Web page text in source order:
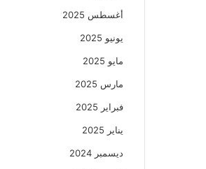
أغسطس 2025
يونيو 2025
مايو 2025
مارس 2025
فبراير 2025
يناير 2025
ديسمبر 2024